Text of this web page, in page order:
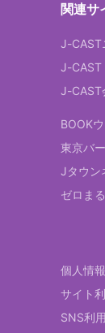
関連サ
J-CAST
J-CAST
J-CAST
BOOK
東京バ
Jタウン
ゼロまる
個人情
サイト
SNS利